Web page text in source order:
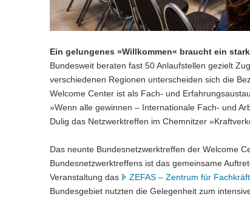
Ein gelungenes »Willkommen« braucht ein
Bundesweit beraten fast 50 Anlaufstellen gezielt
verschiedenen Regionen unterscheiden sich die
Welcome Center ist als Fach- und
»Wenn alle gewinnen – Internationale Fach- und
Dulig das Netzwerktreffen im Chemnitzer
Das neunte Bundesnetzwerktreffen der Welcome
Bundesnetzwerktreffens ist das gemeinsame
Veranstaltung das
ZEFAS – Zentrum für
Bundesgebiet nutzten die Gelegenheit zum